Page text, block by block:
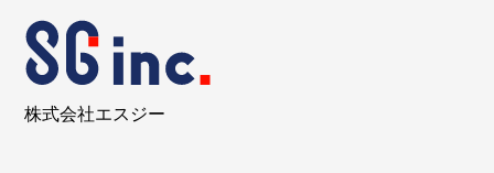
株式会社エスジー